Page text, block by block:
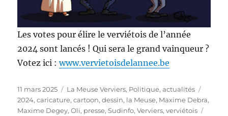
Les votes pour élire le verviétois de l’année
2024 sont lancés ! Qui sera le grand vainqueur ?
Votez ici :www.vervietoisdelannee.be
Publié
le
11 mars 2025 Catégories
La Meuse Verviers, Politique, actualités
2024,caricature,cartoon,dessin, la Meuse, Maxime Debra,
Maxime Degey,Oli, presse,Sudinfo,Verviers,verviétois